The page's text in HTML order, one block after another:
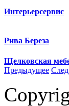
Интерьерсервис
Рива Береза
Щелковская
Предыдущее